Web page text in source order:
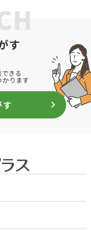
す
きる
ります